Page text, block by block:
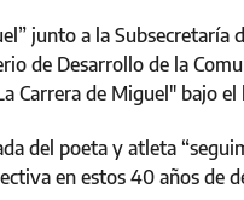
junto a la Subsecretaría
de Desarrollo de la
Carrera de Miguel" bajo
del poeta y atleta
en estos 40 años de